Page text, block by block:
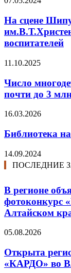
На сцене
воспитателей
11.10.2025
Число
почти до 3
16.03.2026
Библиотека
14.09.2024
ПОСЛЕДНИЕ
В регионе
фотоконкурс
Алтайском
05.08.2026
Открыта
«КАРДО» во